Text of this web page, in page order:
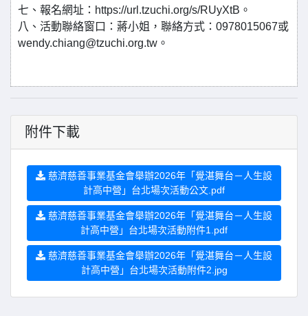
七、報名網址：https://url.tzuchi.org/s/RUyXtB。
八、活動聯絡窗口：蔣小姐，聯絡方式：0978015067或
wendy.chiang@tzuchi.org.tw。
附件下載
慈濟慈善事業基金會舉辦2026年「覺湛舞台－人生設
計高中營」台北場次活動公文.pdf
慈濟慈善事業基金會舉辦2026年「覺湛舞台－人生設
計高中營」台北場次活動附件1.pdf
慈濟慈善事業基金會舉辦2026年「覺湛舞台－人生設
計高中營」台北場次活動附件2.jpg